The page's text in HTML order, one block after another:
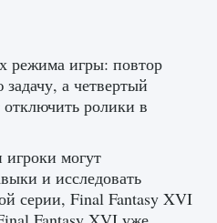
режима игры: повтор
а четвертый
ролики в
могут
и исследовать
серии, Final Fantasy XVI